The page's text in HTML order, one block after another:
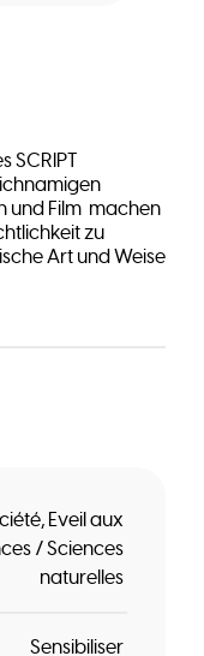
SCRIPT
und Film machen
zu
Art und Weise
Eveil aux
/ Sciences
naturelles
Sensibiliser